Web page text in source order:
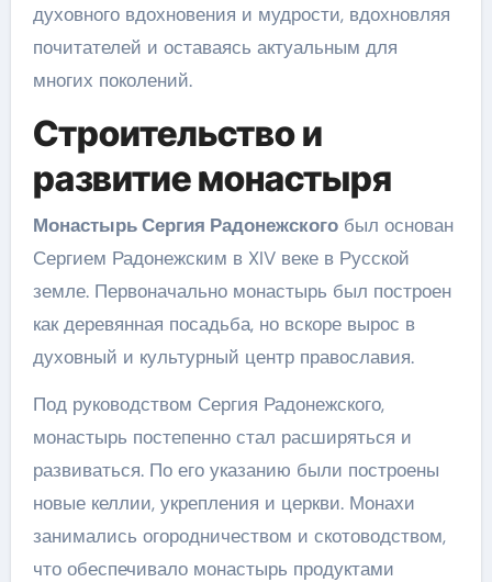
духовного вдохновения и мудрости, вдохновляя
почитателей и оставаясь актуальным для
многих поколений.
Строительство и
развитие монастыря
Монастырь Сергия Радонежскогобыл основан
Сергием Радонежским в XIV веке в Русской
земле. Первоначально монастырь был построен
как деревянная посадьба, но вскоре вырос в
духовный и культурный центр православия.
Под руководством Сергия Радонежского,
монастырь постепенно стал расширяться и
развиваться. По его указанию были построены
новые келлии, укрепления и церкви. Монахи
занимались огородничеством и скотоводством,
что обеспечивало монастырь продуктами